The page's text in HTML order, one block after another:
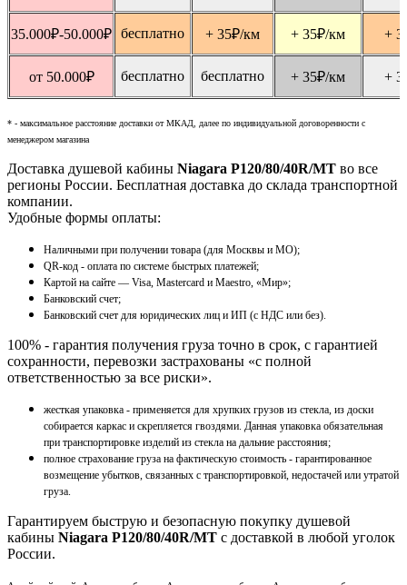
35.000₽-50.000₽ бесплатно + 35₽/км + 35₽/км +
от 50.000₽ бесплатно бесплатно + 35₽/км +
* - максимальное расстояние доставки от МКАД, далее по индивидуальной договоренности с
менеджером магазина
Доставка душевой кабины Niagara P120/80/40R/MT во все
регионы России. Бесплатная доставка до склада транспортной
компании.
Удобные формы оплаты:
Наличными при получении товара (для Москвы и МО);
QR-код - оплата по системе быстрых платежей;
Картой на сайте — Visa, Mastercard и Maestro, «Мир»;
Банковский счет;
Банковский счет для юридических лиц и ИП (с НДС или без).
100% - гарантия получения груза точно в срок, с гарантией
сохранности, перевозки застрахованы «с полной
ответственностью за все риски».
жесткая упаковка - применяется для хрупких грузов из стекла, из доски
собирается каркас и скрепляется гвоздями. Данная упаковка обязательная
при транспортировке изделий из стекла на дальние расстояния;
полное страхование груза на фактическую стоимость - гарантированное
возмещение убытков, связанных с транспортировкой, недостачей или утратой
груза.
Гарантируем быструю и безопасную покупку душевой
кабины Niagara P120/80/40R/MT с доставкой в любой уголок
России.